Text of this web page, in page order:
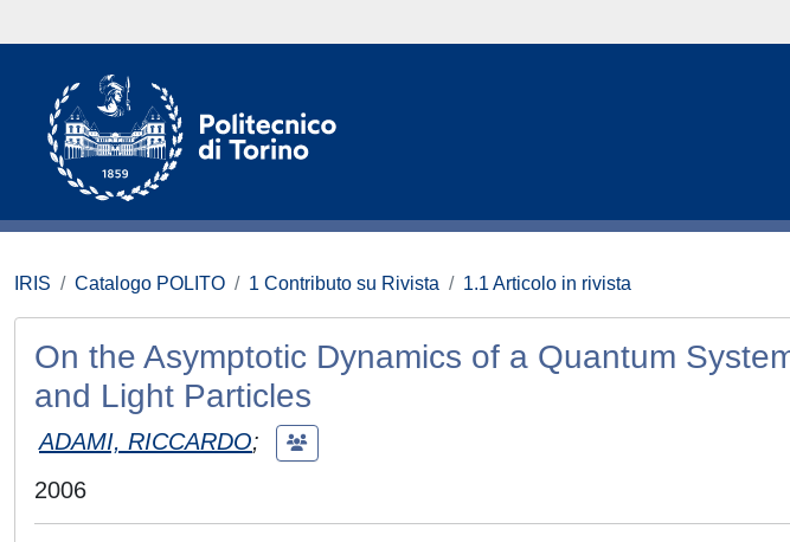
IRIS Catalogo POLITO 1 Contributo su Rivista 1.1 Articolo in rivista
On the Asymptotic Dynamics of a Quantum
and Light Particles
ADAMI, RICCARDO;
2006